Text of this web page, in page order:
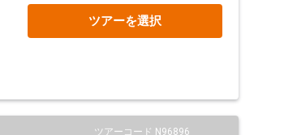
ツアーを選択
ツアーコード N96896